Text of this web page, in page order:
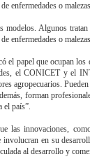
enfermedades o
modelos. Algunos
enfermedades o
el papel que ocupan
el CONICET y el
agropecuarios.
forman
el país”.
las innovaciones,
involucran en su
al desarrollo y